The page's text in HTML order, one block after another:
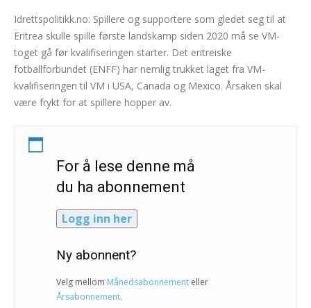
Idrettspolitikk.no: Spillere og supportere som gledet seg til at
Eritrea skulle spille første landskamp siden 2020 må se VM-
toget gå før kvalifiseringen starter. Det eritreiske
fotballforbundet (ENFF) har nemlig trukket laget fra VM-
kvalifiseringen til VM i USA, Canada og Mexico. Årsaken skal
være frykt for at spillere hopper av.
For å lese denne må
du ha abonnement
Logg inn her
Ny abonnent?
Velg mellom Månedsabonnement eller
Årsabonnement.